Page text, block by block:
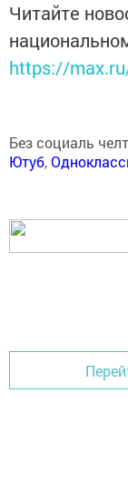
Читайте
https://
Без социаль
Ютуб,